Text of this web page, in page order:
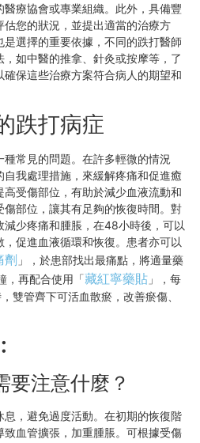
療協會或專業組織。此外，具備豐
您的狀況，並提出適當的治療方
選擇的重要依據，不同的跌打醫師
如中醫的推拿、針灸或按摩等，了
保這些治療方案符合病人的期望和
跌打病症
常見的問題。在許多輕微的情況
我處理措施，來緩解疼痛和促進癒
受傷部位，有助於減少血液流動和
部位，讓其有足夠的恢復時間。對
少疼痛和腫脹，在48小時後，可以
促進血液循環和恢復。患者亦可以
劑 」，於患部找出最痛點，將適量藥
，再配合使用「藏紅寧藥貼 」，每
雙管齊下可活血散瘀，改善瘀傷、
要注意什麼？
，避免過度活動。在初期的恢復階
血管擴張，加重腫脹。可根據受傷